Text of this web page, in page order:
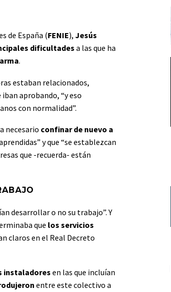
de España (FENIE), Jesús
dificultadesa las que ha
.
estaban relacionados,
iban aprobando, “y eso
con normalidad”.
necesario confinar de nuevo a
y que “se establezcan
que -recuerda- están
desarrollar o no su trabajo”. Y
que los servicios
claros en el Real Decreto
instaladores en las que incluían
entre este colectivo a